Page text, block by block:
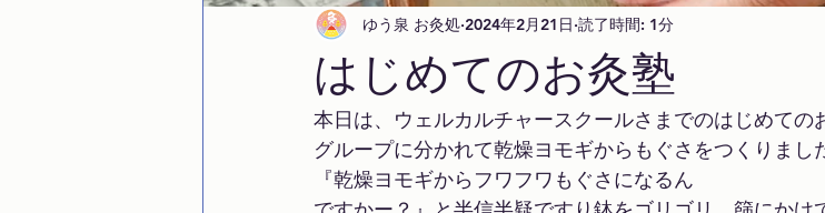
はじめてのお灸塾
ゆう泉 お灸処 2024年2月21日 読了時間: 1分
本日は、ウェルカルチャースクールさまでのはじめての
グループに分かれて乾燥ヨモギからもぐさをつくりまし
『乾燥ヨモギからフワフワもぐさになるん